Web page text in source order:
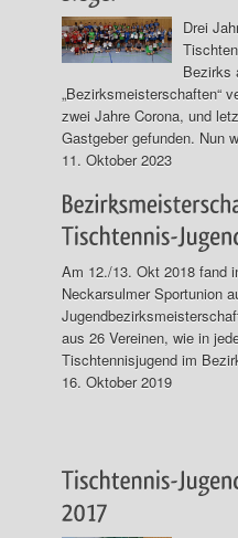
Drei
Bezirks
„Bezirksmeisterschaften“
zwei Jahre Corona, und
Gastgeber gefunden. Nun
11. Oktober 2023
Am 12./13. Okt 2018 fand
Neckarsulmer Sportunion
aus 26 Vereinen, wie in
Tischtennisjugend im
16. Oktober 2019